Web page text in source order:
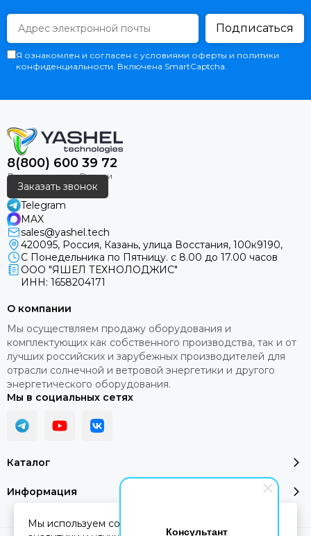
Консультант
Подписаться
Я ознакомлен и согласен с условиями оферты и политики
конфиденциальности. Включена SmartCaptcha.
8(800) 600 39 72
Заказать звонок
Telegram
MAX
sales@yashel.tech
420095, Россия, Казань, улица Восстания, 100к9190,
С Понедельника по Пятницу. с 8.00 до 17.00 часов
ООО "ЯШЕЛ ТЕХНОЛОДЖИС"
ИНН: 1658204171
Каталог
Информация
О компании
Мы осуществляем продажу оборудования и
комплектующих как собственного производства, так и от
лучших российских и зарубежных производителей для
отрасли солнечной и ветровой энергетики и другого
энергетического оборудования.
Мы в социальных сетях
Мы используем cookie-файлы для работы сайта,